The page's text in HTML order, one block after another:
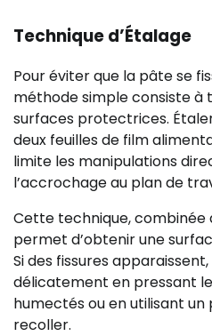
Technique d’Étalage
Pour éviter que la pâte se
méthode simple consiste à
surfaces protectrices.
deux feuilles de film
limite les manipulations
l’accrochage au plan de
Cette technique, combinée
permet d’obtenir une
Si des fissures
délicatement en pressant
humectés ou en utilisant un
recoller.